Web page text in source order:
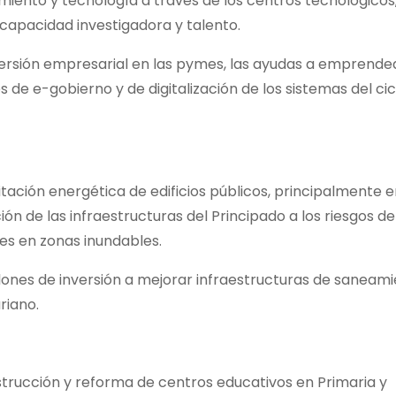
investigadora y talento.
empresarial en las pymes, las ayudas a
e-gobierno y de digitalización de los sistemas del
energética de edificios públicos, principalmente
de las infraestructuras del Principado a los riesgos
en zonas inundables.
de inversión a mejorar infraestructuras de
y reforma de centros educativos en Primaria y